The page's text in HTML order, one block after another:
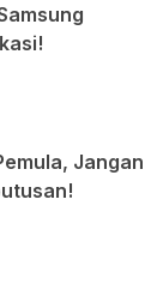
Jangan